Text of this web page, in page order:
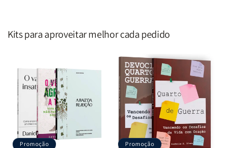
Kits para aproveitar melhor cada pedido
Promoção Promoção